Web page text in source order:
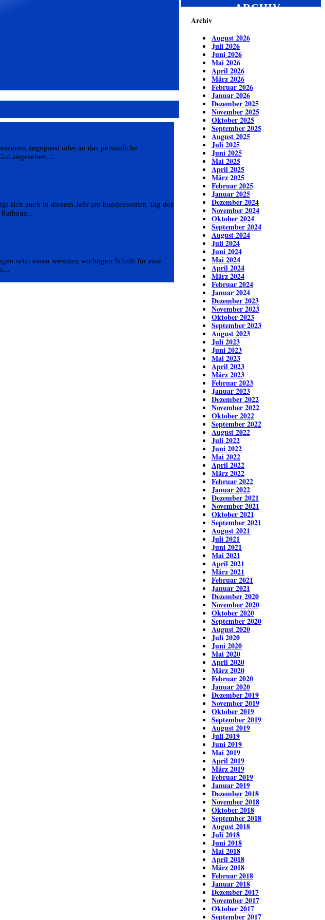
angepasst oder an das persönliche
angesehen....
sich auch in diesem Jahr am bundesweiten Tag des
setzt einen weiteren wichtigen Schritt für eine
ARCHIV
Archiv
August 2026
Juli 2026
Juni 2026
Mai 2026
April 2026
März 2026
Februar 2026
Januar 2026
Dezember 2025
November 2025
Oktober 2025
September 2025
August 2025
Juli 2025
Juni 2025
Mai 2025
April 2025
März 2025
Februar 2025
Januar 2025
Dezember 2024
November 2024
Oktober 2024
September 2024
August 2024
Juli 2024
Juni 2024
Mai 2024
April 2024
März 2024
Februar 2024
Januar 2024
Dezember 2023
November 2023
Oktober 2023
September 2023
August 2023
Juli 2023
Juni 2023
Mai 2023
April 2023
März 2023
Februar 2023
Januar 2023
Dezember 2022
November 2022
Oktober 2022
September 2022
August 2022
Juli 2022
Juni 2022
Mai 2022
April 2022
März 2022
Februar 2022
Januar 2022
Dezember 2021
November 2021
Oktober 2021
September 2021
August 2021
Juli 2021
Juni 2021
Mai 2021
April 2021
März 2021
Februar 2021
Januar 2021
Dezember 2020
November 2020
Oktober 2020
September 2020
August 2020
Juli 2020
Juni 2020
Mai 2020
April 2020
März 2020
Februar 2020
Januar 2020
Dezember 2019
November 2019
Oktober 2019
September 2019
August 2019
Juli 2019
Juni 2019
Mai 2019
April 2019
März 2019
Februar 2019
Januar 2019
Dezember 2018
November 2018
Oktober 2018
September 2018
August 2018
Juli 2018
Juni 2018
Mai 2018
April 2018
März 2018
Februar 2018
Januar 2018
Dezember 2017
November 2017
Oktober 2017
September 2017